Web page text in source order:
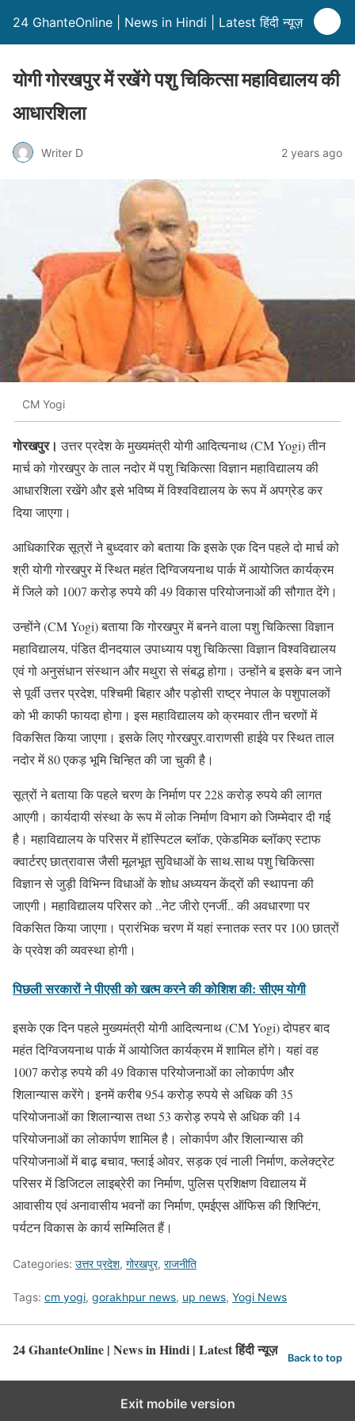
24 GhanteOnline | News in Hindi | Latest हिंदी न्यूज़
योगी गोरखपुर में रखेंगे पशु चिकित्सा महाविद्यालय की
आधारशिला
Writer D 2 years ago
CM Yogi
गोरखपुर। उत्तर प्रदेश के मुख्यमंत्री योगी आदित्यनाथ (CM Yogi) तीन
मार्च को गोरखपुर के ताल नदोर में पशु चिकित्सा विज्ञान महाविद्यालय की
आधारशिला रखेंगे और इसे भविष्य में विश्वविद्यालय के रूप में अपग्रेड कर
दिया जाएगा।
आधिकारिक सूत्रों ने बुध्दवार को बताया कि इसके एक दिन पहले दो मार्च को
श्री योगी गोरखपुर में स्थित महंत दिग्विजयनाथ पार्क में आयोजित कार्यक्रम
में जिले को 1007 करोड़ रुपये की 49 विकास परियोजनाओं की सौगात देंगे।
उन्होंने (CM Yogi) बताया कि गोरखपुर में बनने वाला पशु चिकित्सा विज्ञान
महाविद्यालय, पंडित दीनदयाल उपाध्याय पशु चिकित्सा विज्ञान विश्वविद्यालय
एवं गो अनुसंधान संस्थान और मथुरा से संबद्ध होगा। उन्होंने ब इसके बन जाने
से पूर्वी उत्तर प्रदेश, पश्चिमी बिहार और पड़ोसी राष्ट्र नेपाल के पशुपालकों
को भी काफी फायदा होगा। इस महाविद्यालय को क्रमवार तीन चरणों में
विकसित किया जाएगा। इसके लिए गोरखपुर.वाराणसी हाईवे पर स्थित ताल
नदोर में 80 एकड़ भूमि चिन्हित की जा चुकी है।
सूत्रों ने बताया कि पहले चरण के निर्माण पर 228 करोड़ रुपये की लागत
आएगी। कार्यदायी संस्था के रूप में लोक निर्माण विभाग को जिम्मेदार दी गई
है। महाविद्यालय के परिसर में हॉस्पिटल ब्लॉक, एकेडमिक ब्लॉकए स्टाफ
क्वार्टरए छात्रावास जैसी मूलभूत सुविधाओं के साथ.साथ पशु चिकित्सा
विज्ञान से जुड़ी विभिन्न विधाओं के शोध अध्ययन केंद्रों की स्थापना की
जाएगी। महाविद्यालय परिसर को ..नेट जीरो एनर्जी.. की अवधारणा पर
विकसित किया जाएगा। प्रारंभिक चरण में यहां स्नातक स्तर पर 100 छात्रों
के प्रवेश की व्यवस्था होगी।
पिछली सरकारों ने पीएसी को खत्म करने की कोशिश की: सीएम योगी
इसके एक दिन पहले मुख्यमंत्री योगी आदित्यनाथ (CM Yogi) दोपहर बाद
महंत दिग्विजयनाथ पार्क में आयोजित कार्यक्रम में शामिल होंगे। यहां वह
1007 करोड़ रुपये की 49 विकास परियोजनाओं का लोकार्पण और
शिलान्यास करेंगे। इनमें करीब 954 करोड़ रुपये से अधिक की 35
परियोजनाओं का शिलान्यास तथा 53 करोड़ रुपये से अधिक की 14
परियोजनाओं का लोकार्पण शामिल है। लोकार्पण और शिलान्यास की
परियोजनाओं में बाढ़ बचाव, फ्लाई ओवर, सड़क एवं नाली निर्माण, कलेक्ट्रेट
परिसर में डिजिटल लाइब्रेरी का निर्माण, पुलिस प्रशिक्षण विद्यालय में
आवासीय एवं अनावासीय भवनों का निर्माण, एमईएस ऑफिस की शिफ्टिंग,
पर्यटन विकास के कार्य सम्मिलित हैं।
Categories: उत्तर प्रदेश, गोरखपुर, राजनीति
Tags: cm yogi, gorakhpur news, up news, Yogi News
24 GhanteOnline | News in Hindi | Latest हिंदी न्यूज़ Back to top
Exit mobile version